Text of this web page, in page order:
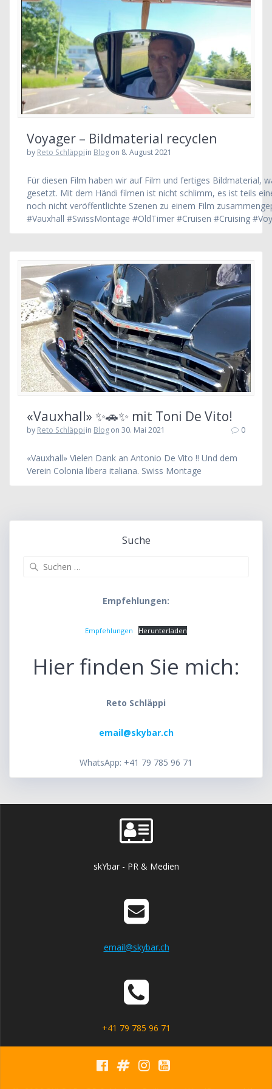
Voyager – Bildmaterial recyclen
by Reto Schläppiin Blogon 8. August 2021
Für diesen Film haben wir auf Film und fertiges Bildmaterial,
gesetzt. Mit dem Händi filmen ist nicht schlimm, es ist teils
noch nicht veröffentlichte Szenen zu einem Film
#Vauxhall #SwissMontage #OldTimer #Cruisen #Cruising
«Vauxhall» ✨🚗✨ mit Toni De Vito!
by Reto Schläppiin Blogon 30. Mai 2021 0
«Vauxhall» Vielen Dank an Antonio De Vito !! Und dem
Verein Colonia libera italiana. Swiss Montage
Suche
Empfehlungen:
Empfehlungen Herunterladen
Hier finden Sie mich:
Reto Schläppi
email@skybar.ch
WhatsApp: +41 79 785 96 71
skYbar - PR & Medien
email@skybar.ch
+41 79 785 96 71